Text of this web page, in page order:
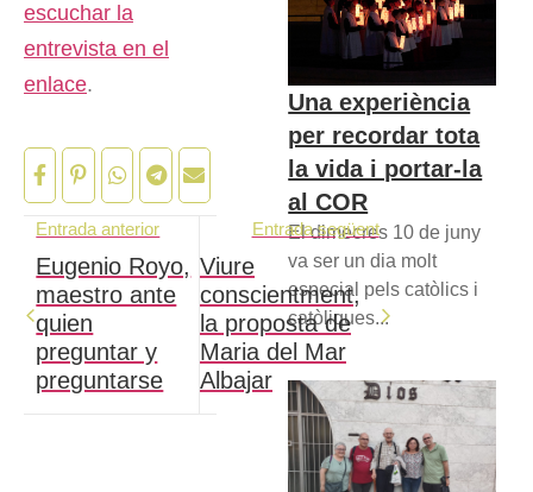
escuchar la
entrevista en el
enlace.
Entrada anterior
Eugenio Royo,
maestro ante
quien
preguntar y
preguntarse
Entrada següent
Viure
conscientment,
la proposta de
Maria del Mar
Albajar
Una experiència
per recordar tota
la vida i portar-la
al COR
El dimecres 10 de juny
va ser un dia molt
especial pels catòlics i
catòliques...